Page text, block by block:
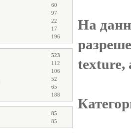
60
97
22
17
196
523
112
106
52
65
188
85
85
На
texture,